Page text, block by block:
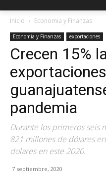
Inicio Economia y Finanzas
Economia y Finanzas exportaciones
Crecen 15%
pandemia
Durante los primeros seis
821 millones de dólares
dolares en este 2020.
7 septiembre, 2020